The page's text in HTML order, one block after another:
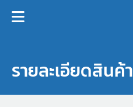
รายละเอียดสินค้า